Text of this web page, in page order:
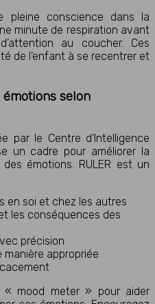
pleine conscience dans la
minute de respiration avant
au coucher. Ces
de l’enfant à se recentrer et
selon
par le Centre d’Intelligence
un cadre pour améliorer la
émotions. RULER est un
en soi et chez les autres
les conséquences des
précision
manière appropriée
« mood meter » pour aider